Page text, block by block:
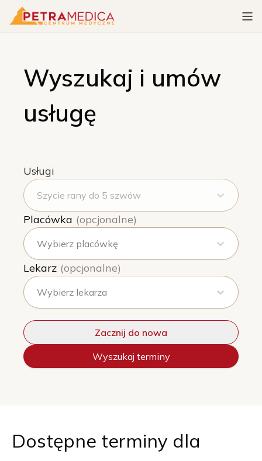
Wyszukaj i umów
usługę
Usługi
Szycie rany do 5 szwów
Placówka (opcjonalne)
Wybierz placówkę
Lekarz (opcjonalne)
Wybierz lekarza
Zacznij do nowa
Wyszukaj terminy
Dostępne terminy dla